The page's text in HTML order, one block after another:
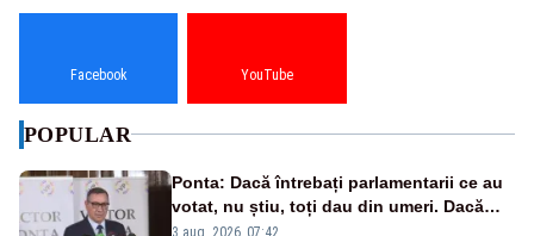
Facebook YouTube
POPULAR
Ponta: Dacă întrebați parlamentarii ce au
votat, nu știu, toți dau din umeri. Dacă
întrebi de ce au votat pro sau contra, o să
3 aug. 2026, 07:42